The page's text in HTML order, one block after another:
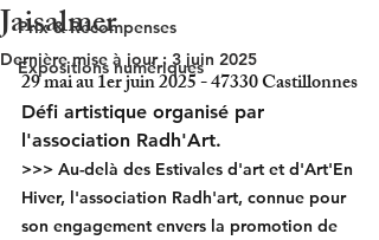
Prix & Récompenses
Expositions numériques
Jaisalmer
Dernière mise à jour : 3 juin 2025
29 mai au 1er juin 2025 - 47330 Castillonnes
Défi artistique organisé par
l'association Radh'Art.
>>> Au-delà des Estivales d'art et d'Art'En
Hiver, l'association Radh'art, connue pour
son engagement envers la promotion de